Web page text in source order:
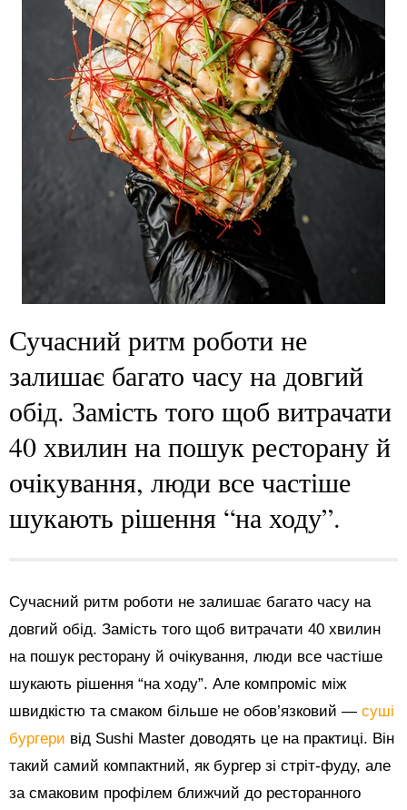
Сучасний ритм роботи не
залишає багато часу на довгий
обід. Замість того щоб витрачати
40 хвилин на пошук ресторану й
очікування, люди все частіше
шукають рішення “на ходу”.
Сучасний ритм роботи не залишає багато часу на
довгий обід. Замість того щоб витрачати 40 хвилин
на пошук ресторану й очікування, люди все частіше
шукають рішення “на ходу”. Але компроміс між
швидкістю та смаком більше не обов’язковий — суші
бургери від Sushi Master доводять це на практиці. Він
такий самий компактний, як бургер зі стріт-фуду, але
за смаковим профілем ближчий до ресторанного